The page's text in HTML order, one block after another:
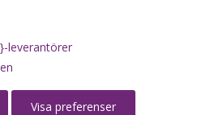
leverantörer
Visa preferenser